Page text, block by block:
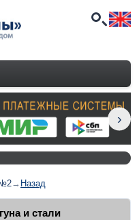
→ Назад
и стали